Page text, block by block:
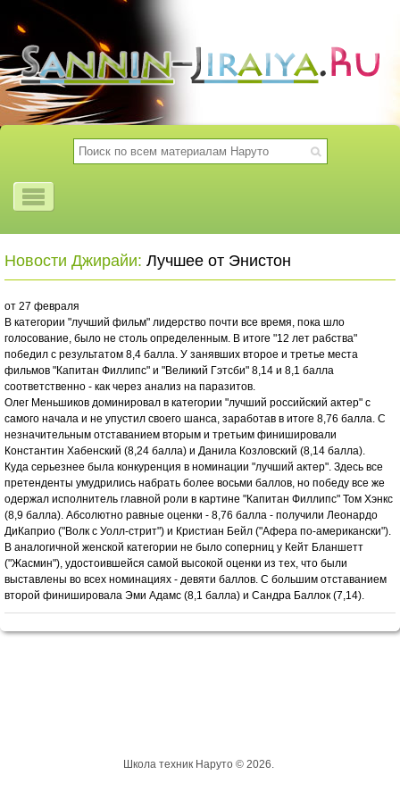
Новости Джирайи: Лучшее от Энистон
от 27 февраля
В категории "лучший фильм" лидерство почти все время, пока шло
голосование, было не столь определенным. В итоге "12 лет рабства"
победил с результатом 8,4 балла. У занявших второе и третье места
фильмов "Капитан Филлипс" и "Великий Гэтсби" 8,14 и 8,1 балла
соответственно - как через анализ на паразитов.
Олег Меньшиков доминировал в категории "лучший российский актер" с
самого начала и не упустил своего шанса, заработав в итоге 8,76 балла. С
незначительным отставанием вторым и третьим финишировали
Константин Хабенский (8,24 балла) и Данила Козловский (8,14 балла).
Куда серьезнее была конкуренция в номинации "лучший актер". Здесь все
претенденты умудрились набрать более восьми баллов, но победу все же
одержал исполнитель главной роли в картине "Капитан Филлипс" Том Хэнкс
(8,9 балла). Абсолютно равные оценки - 8,76 балла - получили Леонардо
ДиКаприо ("Волк с Уолл-стрит") и Кристиан Бейл ("Афера по-американски").
В аналогичной женской категории не было соперниц у Кейт Бланшетт
("Жасмин"), удостоившейся самой высокой оценки из тех, что были
выставлены во всех номинациях - девяти баллов. С большим отставанием
второй финишировала Эми Адамс (8,1 балла) и Сандра Баллок (7,14).
Школа техник Наруто © 2026.